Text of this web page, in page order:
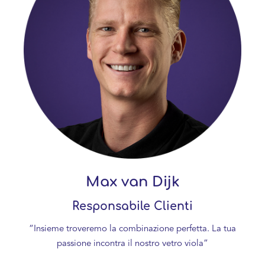
Max van Dijk
Responsabile Clienti
“Insieme troveremo la combinazione perfetta. La tua
passione incontra il nostro vetro viola”